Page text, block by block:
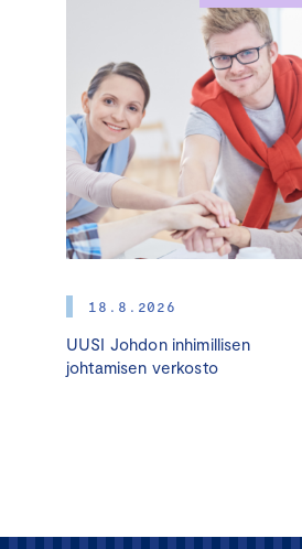
18.8.2026
UUSI Johdon inhimillisen
johtamisen verkosto